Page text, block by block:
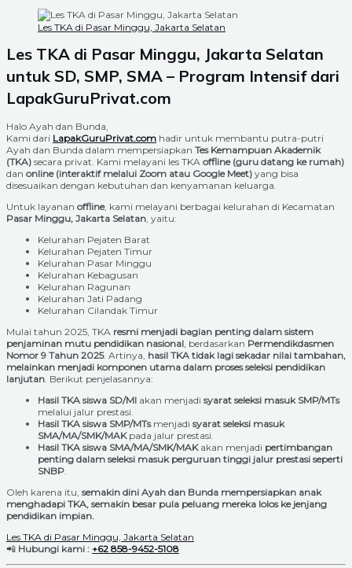
Les TKA di Pasar Minggu, Jakarta Selatan
Les TKA di Pasar Minggu, Jakarta Selatan
untuk SD, SMP, SMA – Program Intensif dari
LapakGuruPrivat.com
Halo Ayah dan Bunda,
Kami dari LapakGuruPrivat.com hadir untuk membantu putra-putri
Ayah dan Bunda dalam mempersiapkan Tes Kemampuan Akademik
(TKA) secara privat. Kami melayani les TKA offline (guru datang ke rumah)
dan online (interaktif melalui Zoom atau Google Meet) yang bisa
disesuaikan dengan kebutuhan dan kenyamanan keluarga.
Untuk layanan offline, kami melayani berbagai kelurahan di Kecamatan
Pasar Minggu, Jakarta Selatan , yaitu:
Kelurahan Pejaten Barat
Kelurahan Pejaten Timur
Kelurahan Pasar Minggu
Kelurahan Kebagusan
Kelurahan Ragunan
Kelurahan Jati Padang
Kelurahan Cilandak Timur
Mulai tahun 2025, TKA resmi menjadi bagian penting dalam sistem
penjaminan mutu pendidikan nasional , berdasarkan Permendikdasmen
Nomor 9 Tahun 2025. Artinya, hasil TKA tidak lagi sekadar nilai tambahan,
melainkan menjadi komponen utama dalam proses seleksi pendidikan
lanjutan . Berikut penjelasannya:
Hasil TKA siswa SD/MI akan menjadi syarat seleksi masuk SMP/MTs
melalui jalur prestasi.
Hasil TKA siswa SMP/MTsmenjadi syarat seleksi masuk
SMA/MA/SMK/MAKpada jalur prestasi.
Hasil TKA siswa SMA/MA/SMK/MAKakan menjadi pertimbangan
penting dalam seleksi masuk perguruan tinggi jalur prestasi seperti
SNBP
Oleh karena itu, semakin dini Ayah dan Bunda mempersiapkan anak
menghadapi TKA, semakin besar pula peluang mereka lolos ke jenjang
pendidikan impian.
Les TKA di Pasar Minggu, Jakarta Selatan
📲 Hubungi kami : +62 858-9452-5108